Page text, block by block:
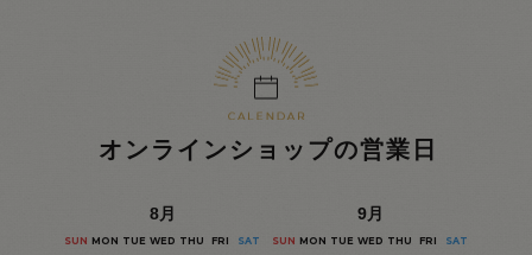
オンラインショップの営業日
8月
SUN MON TUE WED THU FRI SAT
9月
SUN MON TUE WED THU FRI SAT